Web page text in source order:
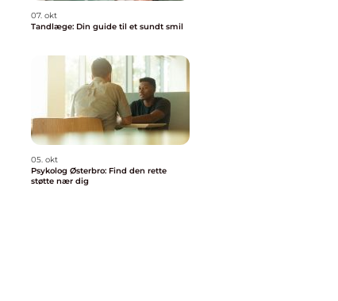
07. okt
Tandlæge: Din guide til et sundt smil
05. okt
Psykolog Østerbro: Find den rette
støtte nær dig